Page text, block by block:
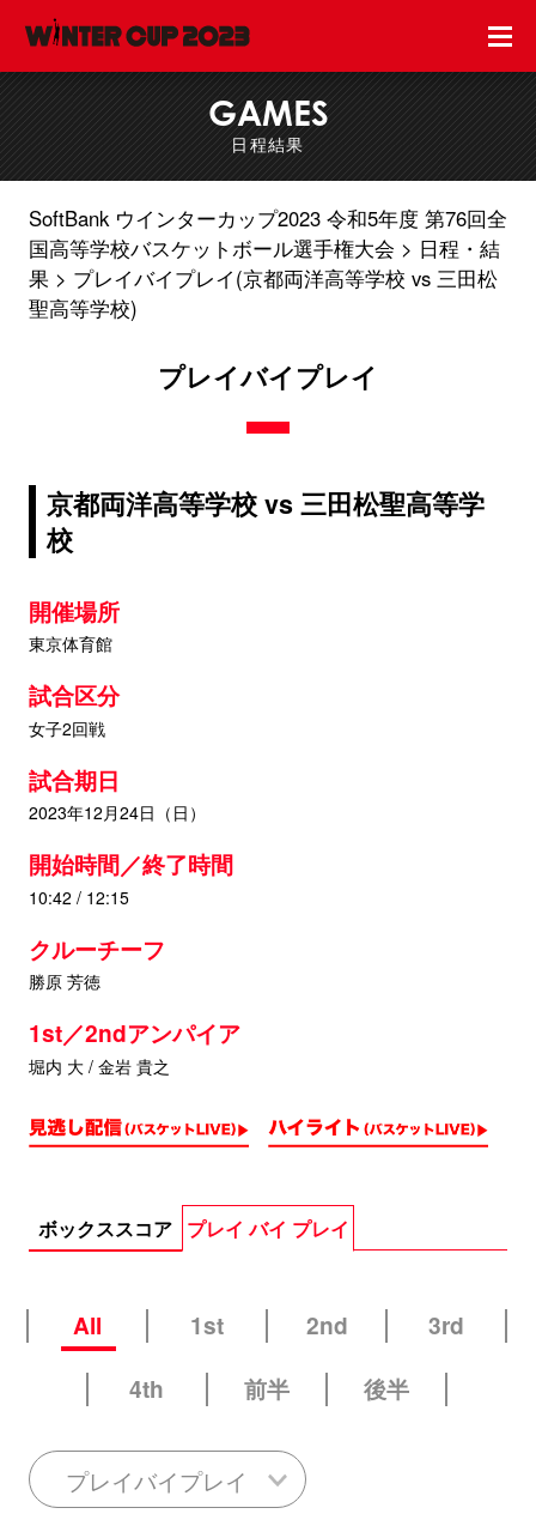
GAMES
日程結果
SoftBank ウインターカップ2023 令和5年度 第76回全
国高等学校バスケットボール選手権大会
日程・結
果
プレイバイプレイ(京都両洋高等学校 vs 三田松
聖高等学校)
プレイバイプレイ
京都両洋高等学校 vs 三田松聖高等学
校
開催場所
東京体育館
試合区分
女子2回戦
試合期日
2023年12月24日（日）
開始時間／終了時間
10:42 / 12:15
クルーチーフ
勝原 芳徳
1st／2ndアンパイア
堀内 大 / 金岩 貴之
ボックススコア プレイ バイ プレイ
All 1st 2nd
3rd
4th
前半 後半
プレイバイプレイ